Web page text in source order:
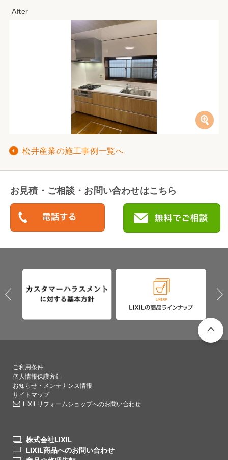
松井産業の施工事例一覧へ
お見積・ご相談・お問い合わせはこちら
ご利用条件
個人情報保護方針
お知らせ・メンテナンス情報
サイトマップ
LIXILリフォームショップへのお問い合わせ
株式会社LIXIL
LIXIL商品へのお問い合わせ